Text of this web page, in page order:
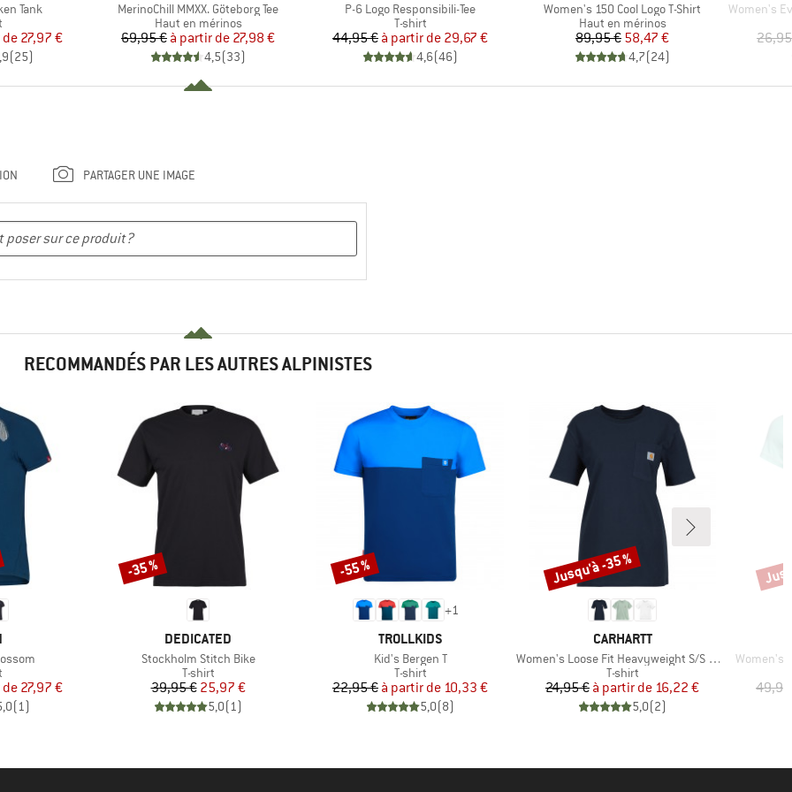
Tank
group
réduit
de 27,97 €
(25)
Article
MerinoChill MMXX. Göteborg Tee
Product group
Haut en mérinos
Prix
69,95 € Prix réduit
à partir de 27,98 €
4,5(33)
Article
P-6 Logo Responsibili-Tee
Product group
T-shirt
Prix
44,95 € Prix réduit
à partir de 29,67 €
4,6(46)
Article
Women's 150 Cool Logo T-Shirt
Product group
Haut en mérinos
Prix
89,95 €Prix réduit
58,47 €
4,7(24)
Article
Women's
PARTAGER UNE IMAGE
RECOMMANDÉS PAR LES AUTRES ALPINISTES
group
réduit
de 27,97 €
(1)
MARQUE
DEDICATED
Article
Stockholm Stitch Bike
Product group
T-shirt
Prix
39,95 €Prix réduit
25,97 €
5,0(1)
Remise
-35 %
+1
MARQUE
TROLLKIDS
Article
Kid's Bergen T
Product group
T-shirt
Prix
22,95 € Prix réduit
à partir de 10,33 €
5,0(8)
Remise
-55 %
MARQUE
CARHARTT
Article
Women's Loose Fit Heavyweight S/S Pocket Cotton
Product group
T-shirt
Prix
24,95 € Prix réduit
à partir de 16,22 €
5,0(2)
Remise
Jusqu'à -35 %
Article
Women's